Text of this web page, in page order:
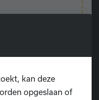
website voor de
2024.
kan deze
opgeslaan of